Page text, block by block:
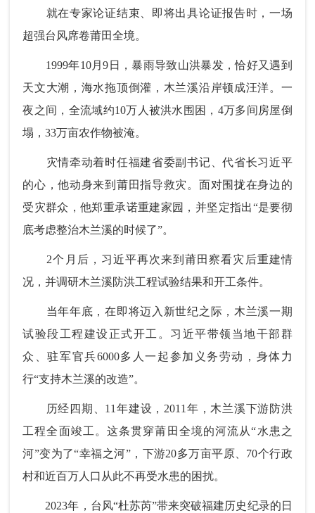
就在专家论证结束、即将出具论证报告时，一场
超强台风席卷莆田全境。
1999年10月9日，暴雨导致山洪暴发，恰好又遇到
天文大潮，海水拖顶倒灌，木兰溪沿岸顿成汪洋。一
夜之间，全流域约10万人被洪水围困，4万多间房屋倒
塌，33万亩农作物被淹。
灾情牵动着时任福建省委副书记、代省长习近平
的心，他动身来到莆田指导救灾。面对围拢在身边的
受灾群众，他郑重承诺重建家园，并坚定指出“是要彻
底考虑整治木兰溪的时候了”。
2个月后，习近平再次来到莆田察看灾后重建情
况，并调研木兰溪防洪工程试验结果和开工条件。
当年年底，在即将迈入新世纪之际，木兰溪一期
试验段工程建设正式开工。习近平带领当地干部群
众、驻军官兵6000多人一起参加义务劳动，身体力
行“支持木兰溪的改造”。
历经四期、11年建设，2011年，木兰溪下游防洪
工程全面竣工。这条贯穿莆田全境的河流从“水患之
河”变为了“幸福之河”，下游20多万亩平原、70个行政
村和近百万人口从此不再受水患的困扰。
2023年，台风“杜苏芮”带来突破福建历史纪录的日